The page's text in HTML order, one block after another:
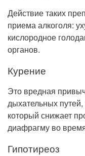
Действие таких
приема алкоголя:
кислородное
органов.
Курение
Это вредная
дыхательных
который снижает
диафрагму во
Гипотиреоз